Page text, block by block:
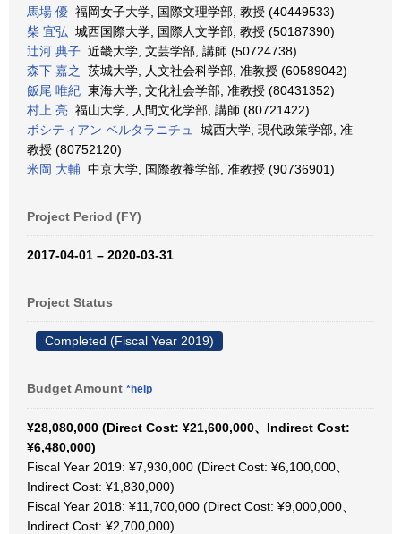
馬場 優 福岡女子大学, 国際文理学部, 教授 (40449533)
柴 宜弘 城西国際大学, 国際人文学部, 教授 (50187390)
辻河 典子 近畿大学, 文芸学部, 講師 (50724738)
森下 嘉之
茨城大学, 人文社会科学部, 准教授 (60589042)
飯尾 唯紀 東海大学, 文化社会学部, 准教授 (80431352)
村上 亮 福山大学, 人間文化学部, 講師 (80721422)
ボシティアン ベルタラニチュ
城西大学, 現代政策学部, 准
教授 (80752120)
米岡 大輔 中京大学, 国際教養学部, 准教授 (90736901)
Project Period (FY)
2017-04-01 – 2020-03-31
Project Status
Completed (Fiscal Year 2019)
Budget Amount *help
¥28,080,000 (Direct Cost: ¥21,600,000、Indirect Cost:
¥6,480,000)
Fiscal Year 2019: ¥7,930,000 (Direct Cost: ¥6,100,000、
Indirect Cost: ¥1,830,000)
Fiscal Year 2018: ¥11,700,000 (Direct Cost: ¥9,000,000、
Indirect Cost: ¥2,700,000)